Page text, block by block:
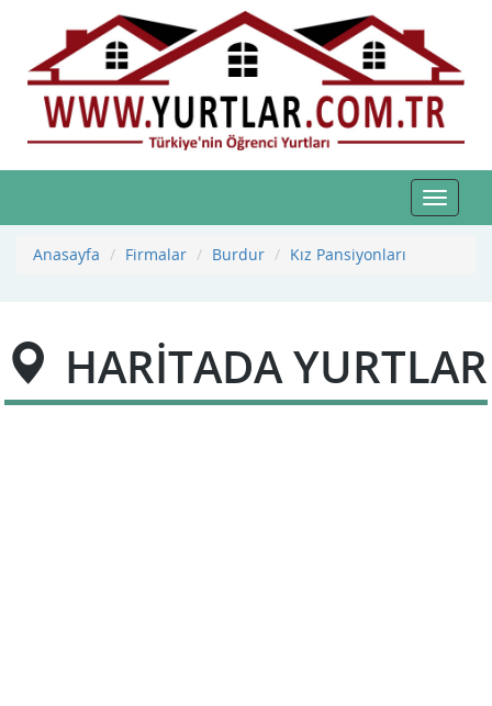
Toggle
Anasayfa
Firmalar Burdur Kız Pansiyonları
HARİTADA YURTLAR